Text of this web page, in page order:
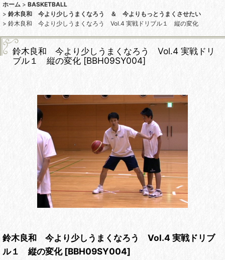
ホーム > BASKETBALL
> 鈴木良和 今より少しうまくなろう ＆ 今よりもっとうまくさせたい
> 鈴木良和 今より少しうまくなろう Vol.4 実戦ドリブル１ 縦の変化
鈴木良和 今より少しうまくなろう Vol.4 実戦ドリ
ブル１ 縦の変化 [BBH09SY004]
鈴木良和 今より少しうまくなろう Vol.4 実戦ドリブ
ル１ 縦の変化 [BBH09SY004]